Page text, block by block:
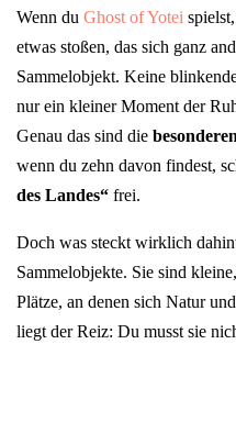
Wenn du Ghost of Yotei
etwas stoßen, das sich ganz
Sammelobjekt. Keine
nur ein kleiner Moment der
Genau das sind die
wenn du zehn davon findest,
des Landes“ frei.
Doch was steckt wirklich
Sammelobjekte. Sie sind
Plätze, an denen sich Natur
liegt der Reiz: Du musst sie